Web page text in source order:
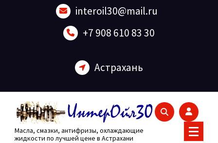
interoil30@mail.ru
+7 908 610 83 30
Астрахань
Масла, смазки, антифризы, охлаждающие
жидкости по лучшей цене в Астрахани